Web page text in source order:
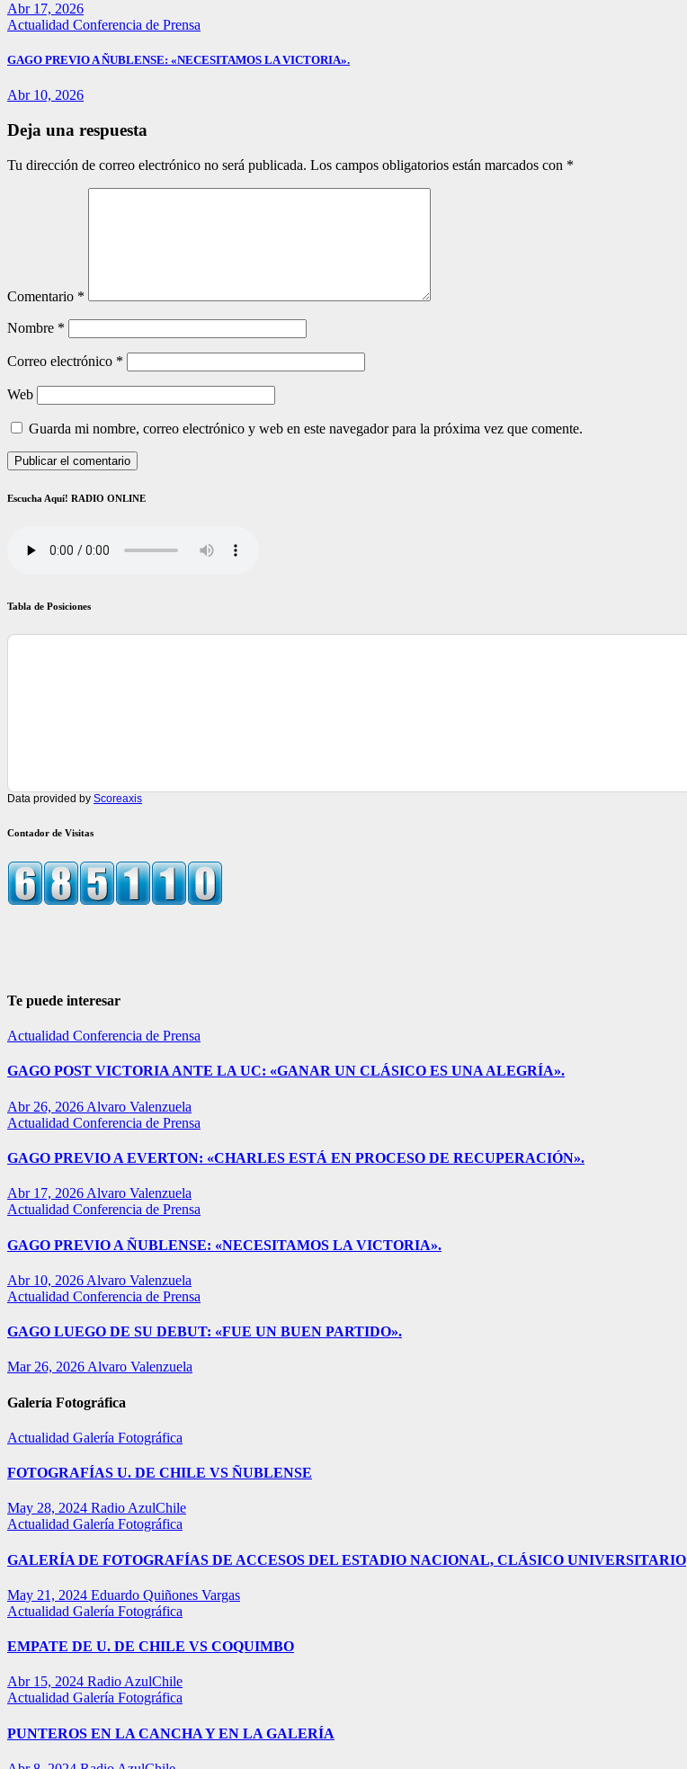
Abr 17, 2026
Actualidad Conferencia de Prensa
GAGO PREVIO A ÑUBLENSE: «NECESITAMOS LA VICTORIA».
Abr 10, 2026
Deja una respuesta
Tu dirección de correo electrónico no será publicada. Los campos obligatorios están marcados con *
Comentario *
Nombre *
Correo electrónico *
Web
Guarda mi nombre, correo electrónico y web en este navegador para la próxima vez que comente.
Escucha Aquí! RADIO ONLINE
Tabla de Posiciones
Data provided by Scoreaxis
Contador de Visitas
Te puede interesar
Actualidad Conferencia de Prensa
GAGO POST VICTORIA ANTE LA UC: «GANAR UN CLÁSICO ES UNA ALEGRÍA».
Abr 26, 2026 Alvaro Valenzuela
Actualidad Conferencia de Prensa
GAGO PREVIO A EVERTON: «CHARLES ESTÁ EN PROCESO DE RECUPERACIÓN».
Abr 17, 2026 Alvaro Valenzuela
Actualidad Conferencia de Prensa
GAGO PREVIO A ÑUBLENSE: «NECESITAMOS LA VICTORIA».
Abr 10, 2026 Alvaro Valenzuela
Actualidad Conferencia de Prensa
GAGO LUEGO DE SU DEBUT: «FUE UN BUEN PARTIDO».
Mar 26, 2026 Alvaro Valenzuela
Galería Fotográfica
Actualidad Galería Fotográfica
FOTOGRAFÍAS U. DE CHILE VS ÑUBLENSE
May 28, 2024 Radio AzulChile
Actualidad Galería Fotográfica
GALERÍA DE FOTOGRAFÍAS DE ACCESOS DEL ESTADIO NACIONAL, CLÁSICO UNIVERSITARIO
May 21, 2024 Eduardo Quiñones Vargas
Actualidad Galería Fotográfica
EMPATE DE U. DE CHILE VS COQUIMBO
Abr 15, 2024 Radio AzulChile
Actualidad Galería Fotográfica
PUNTEROS EN LA CANCHA Y EN LA GALERÍA